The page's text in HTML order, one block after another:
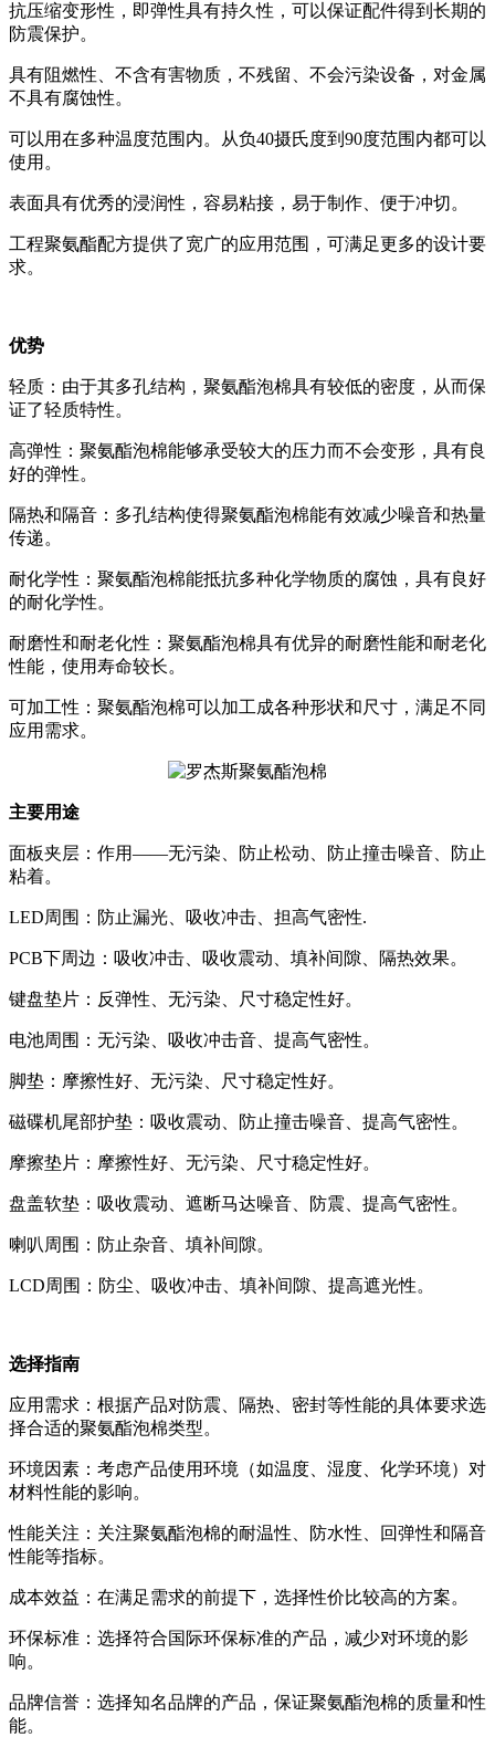
抗压缩变形性，即弹性具有持久性，可以保证配件得到长期的
防震保护。
具有阻燃性、不含有害物质，不残留、不会污染设备，对金属
不具有腐蚀性。
可以用在多种温度范围内。从负40摄氏度到90度范围内都可以
使用。
表面具有优秀的浸润性，容易粘接，易于制作、便于冲切。
工程聚氨酯配方提供了宽广的应用范围，可满足更多的设计要
求。
优势
轻质：由于其多孔结构，聚氨酯泡棉具有较低的密度，从而保
证了轻质特性。
高弹性：聚氨酯泡棉能够承受较大的压力而不会变形，具有良
好的弹性。
隔热和隔音：多孔结构使得聚氨酯泡棉能有效减少噪音和热量
传递。
耐化学性：聚氨酯泡棉能抵抗多种化学物质的腐蚀，具有良好
的耐化学性。
耐磨性和耐老化性：聚氨酯泡棉具有优异的耐磨性能和耐老化
性能，使用寿命较长。
可加工性：聚氨酯泡棉可以加工成各种形状和尺寸，满足不同
应用需求。
主要用途
面板夹层：作用——无污染、防止松动、防止撞击噪音、防止
粘着。
LED周围：防止漏光、吸收冲击、担高气密性.
PCB下周边：吸收冲击、吸收震动、填补间隙、隔热效果。
键盘垫片：反弹性、无污染、尺寸稳定性好。
电池周围：无污染、吸收冲击音、提高气密性。
脚垫：摩擦性好、无污染、尺寸稳定性好。
磁碟机尾部护垫：吸收震动、防止撞击噪音、提高气密性。
摩擦垫片：摩擦性好、无污染、尺寸稳定性好。
盘盖软垫：吸收震动、遮断马达噪音、防震、提高气密性。
喇叭周围：防止杂音、填补间隙。
LCD周围：防尘、吸收冲击、填补间隙、提高遮光性。
选择指南
应用需求：根据产品对防震、隔热、密封等性能的具体要求选
择合适的聚氨酯泡棉类型。
环境因素：考虑产品使用环境（如温度、湿度、化学环境）对
材料性能的影响。
性能关注：关注聚氨酯泡棉的耐温性、防水性、回弹性和隔音
性能等指标。
成本效益：在满足需求的前提下，选择性价比较高的方案。
环保标准：选择符合国际环保标准的产品，减少对环境的影
响。
品牌信誉：选择知名品牌的产品，保证聚氨酯泡棉的质量和性
能。